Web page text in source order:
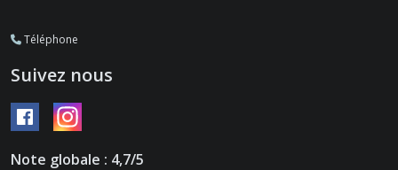
Téléphone
Suivez nous
Note globale : 4,7/5